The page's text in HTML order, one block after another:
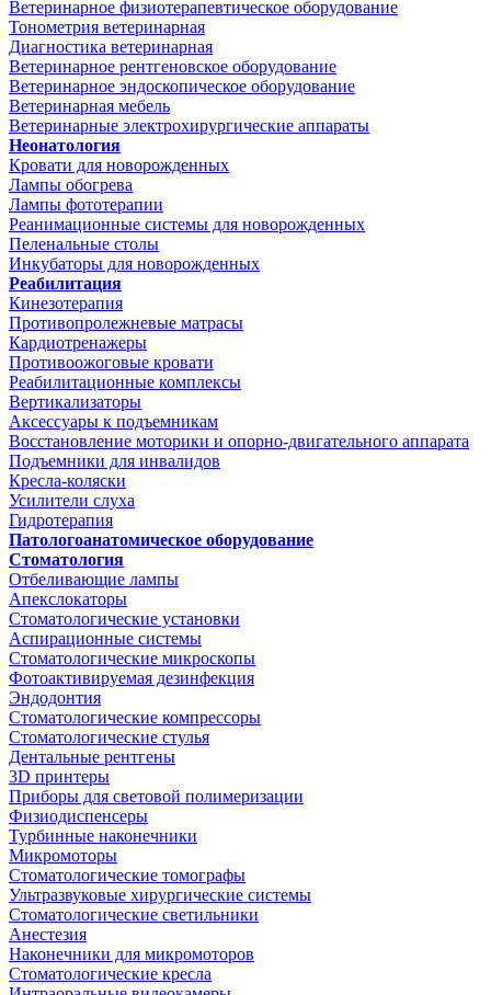
Ветеринарное физиотерапевтическое оборудование
Тонометрия ветеринарная
Диагностика ветеринарная
Ветеринарное рентгеновское оборудование
Ветеринарное эндоскопическое оборудование
Ветеринарная мебель
Ветеринарные электрохирургические аппараты
Неонатология
Кровати для новорожденных
Лампы обогрева
Лампы фототерапии
Реанимационные системы для новорожденных
Пеленальные столы
Инкубаторы для новорожденных
Реабилитация
Кинезотерапия
Противопролежневые матрасы
Кардиотренажеры
Противоожоговые кровати
Реабилитационные комплексы
Вертикализаторы
Аксессуары к подъемникам
Восстановление моторики и опорно-двигательного аппарата
Подъемники для инвалидов
Кресла-коляски
Усилители слуха
Гидротерапия
Патологоанатомическое оборудование
Стоматология
Отбеливающие лампы
Апекслокаторы
Стоматологические установки
Аспирационные системы
Стоматологические микроскопы
Фотоактивируемая дезинфекция
Эндодонтия
Стоматологические компрессоры
Стоматологические стулья
Дентальные рентгены
3D принтеры
Приборы для световой полимеризации
Физиодиспенсеры
Турбинные наконечники
Микромоторы
Стоматологические томографы
Ультразвуковые хирургические системы
Стоматологические светильники
Анестезия
Наконечники для микромоторов
Стоматологические кресла